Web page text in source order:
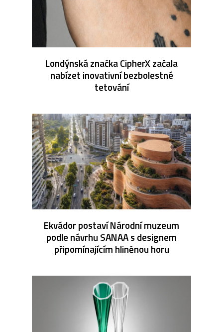
Londýnská značka CipherX začala
nabízet inovativní bezbolestné
tetování
Ekvádor postaví Národní muzeum
podle návrhu SANAA s designem
připomínajícím hliněnou horu